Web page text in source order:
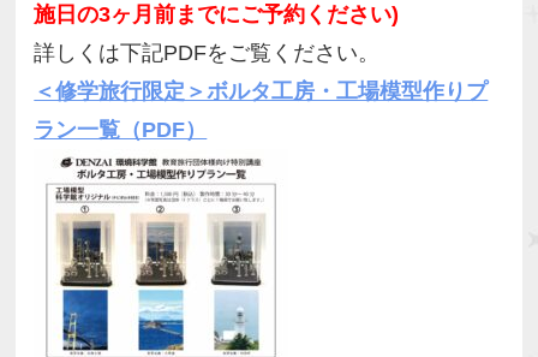
施日の3ヶ月前までにご予約ください)
詳しくは下記PDFをご覧ください。
＜修学旅行限定＞ボルタ工房・工場模型作りプ
ラン一覧（PDF）